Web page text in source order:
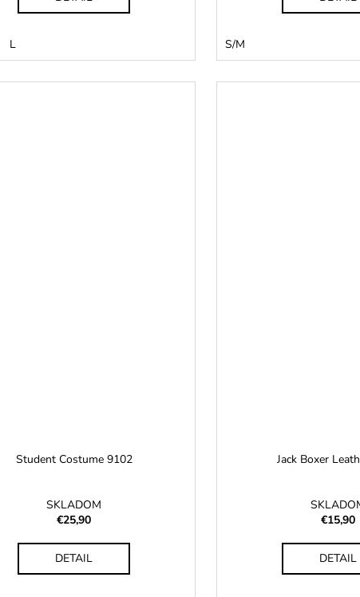
L S/M
Student Costume 9102
SKLADOM
€25,90
DETAIL
Jack Boxer
€15,90
DETAIL